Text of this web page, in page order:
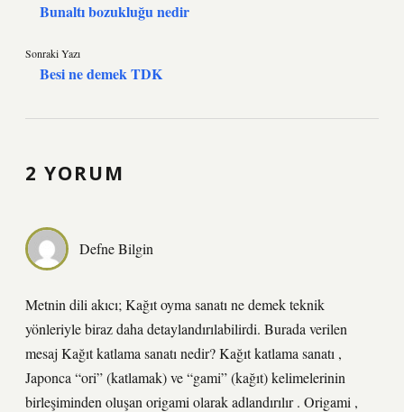
Bunaltı bozukluğu nedir
Sonraki Yazı
Besi ne demek TDK
2 YORUM
Defne Bilgin
Metnin dili akıcı; Kağıt oyma sanatı ne demek teknik
yönleriyle biraz daha detaylandırılabilirdi. Burada verilen
mesaj Kağıt katlama sanatı nedir? Kağıt katlama sanatı ,
Japonca “ori” (katlamak) ve “gami” (kağıt) kelimelerinin
birleşiminden oluşan origami olarak adlandırılır . Origami ,